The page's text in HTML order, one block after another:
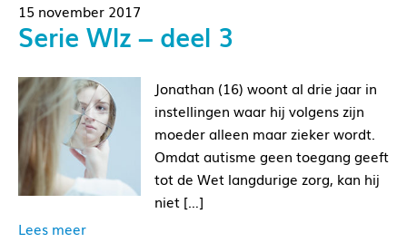
15 november 2017
Serie Wlz – deel 3
Jonathan (16) woont al drie jaar in
instellingen waar hij volgens zijn
moeder alleen maar zieker wordt.
Omdat autisme geen toegang geeft
tot de Wet langdurige zorg, kan hij
niet […]
Lees meer